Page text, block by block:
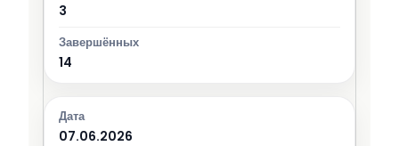
3
14
07.06.2026